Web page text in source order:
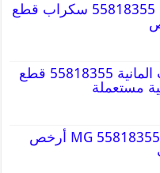
قطع غيار كاديلاك 55818355 سكراب قطع
قطع غيار سيارات المانية 55818355 قطع
مستعملة
قطع غيار أم جي MG 55818355 أرخص